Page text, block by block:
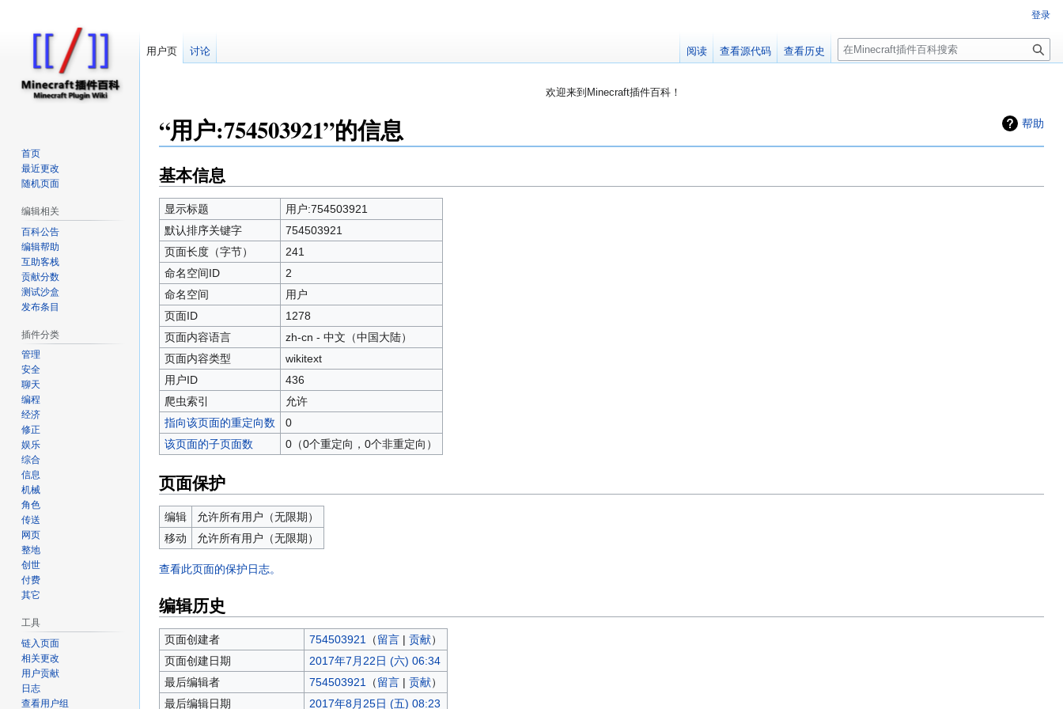
欢迎来到Minecraft插件百科！
帮助
“用户:754503921”的信息
跳
转
到
导
航
跳
转
到
搜
索
基本信息
显示标题
用户:754503921
默认排序关键字
754503921
页面长度（字节）
241
命名空间ID
2
命名空间
用户
页面ID
1278
页面内容语言
zh-cn - 中文（中国大陆）
页面内容类型
wikitext
用户ID
436
爬虫索引
允许
指向该页面的重定向数
0
该页面的子页面数
0（0个重定向，0个非重定向）
页面保护
编辑
允许所有用户（无限期）
移动
允许所有用户（无限期）
查看此页面的保护日志。
编辑历史
页面创建者 754503921 （留言| 贡献）
页面创建日期
2017年7月22日 (六) 06:34
最后编辑者
754503921 （留言| 贡献）
最后编辑日期
2017年8月25日 (五) 08:23
登录
用户页 讨论 阅读 查看源代码 查看历史
搜
索
首页
最近更改
随机页面
编辑相关
百科公告
编辑帮助
互助客栈
贡献分数
测试沙盒
发布条目
插件分类
管理
安全
聊天
编程
经济
修正
娱乐
综合
信息
机械
角色
传送
网页
整地
创世
付费
其它
工具
链入页面
相关更改
用户贡献
日志
查看用户组